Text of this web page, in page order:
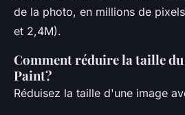
de la photo, en millions de
et 2,4M).
Comment réduire la taille
Paint?
Réduisez la taille d'une image